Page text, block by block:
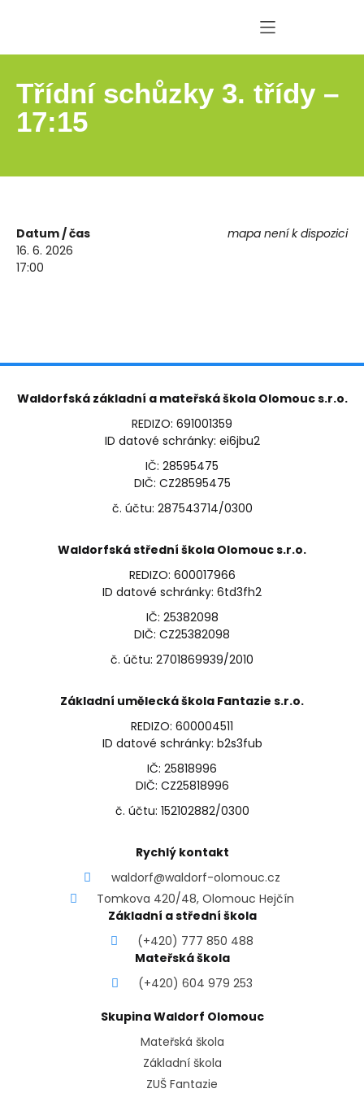
Třídní schůzky 3. třídy –
17:15
mapa není k dispozici
Datum / čas
16. 6. 2026
17:00
Waldorfská základní a mateřská škola Olomouc s.r.o.
REDIZO: 691001359
ID datové schránky: ei6jbu2
IČ: 28595475
DIČ: CZ28595475
č. účtu: 287543714/0300
Waldorfská střední škola Olomouc s.r.o.
REDIZO: 600017966
ID datové schránky: 6td3fh2
IČ: 25382098
DIČ: CZ25382098
č. účtu: 2701869939/2010
Základní umělecká škola Fantazie s.r.o.
REDIZO: 600004511
ID datové schránky: b2s3fub
IČ: 25818996
DIČ: CZ25818996
č. účtu: 152102882/0300
Rychlý kontakt
waldorf@waldorf-olomouc.cz
Tomkova 420/48, Olomouc Hejčín
Základní a střední škola
(+420) 777 850 488
Mateřská škola
(+420) 604 979 253
Skupina Waldorf Olomouc
Mateřská škola
Základní škola
ZUŠ Fantazie